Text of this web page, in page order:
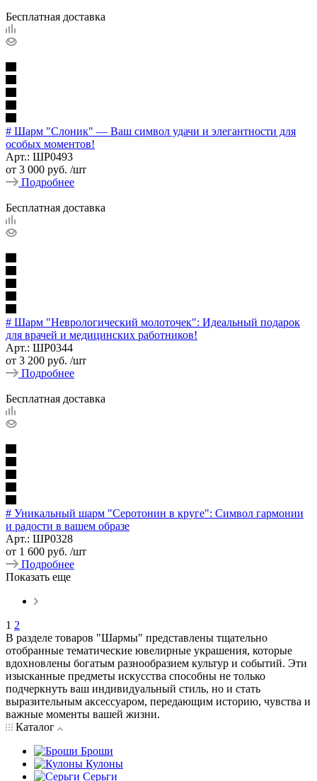
Бесплатная доставка
# Шарм "Слоник" — Ваш символ удачи и элегантности для
особых моментов!
Арт.: ШР0493
от 3 000 руб. /шт
Подробнее
Бесплатная доставка
# Шарм "Неврологический молоточек": Идеальный подарок
для врачей и медицинских работников!
Арт.: ШР0344
от 3 200 руб. /шт
Подробнее
Бесплатная доставка
# Уникальный шарм "Серотонин в круге": Символ гармонии
и радости в вашем образе
Арт.: ШР0328
от 1 600 руб. /шт
Подробнее
Показать еще
1 2
В разделе товаров "Шармы" представлены тщательно
отобранные тематические ювелирные украшения, которые
вдохновлены богатым разнообразием культур и событий. Эти
изысканные предметы искусства способны не только
подчеркнуть ваш индивидуальный стиль, но и стать
выразительным аксессуаром, передающим историю, чувства и
важные моменты вашей жизни.
Каталог
Броши
Кулоны
Серьги